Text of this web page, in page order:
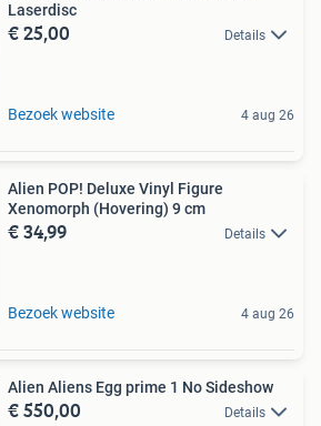
Laserdisc
€ 25,00 Details
Bezoek website 4 aug 26
Alien POP! Deluxe Vinyl Figure
Xenomorph (Hovering) 9 cm
€ 34,99 Details
Bezoek website 4 aug 26
Alien Aliens Egg prime 1 No Sideshow
€ 550,00 Details